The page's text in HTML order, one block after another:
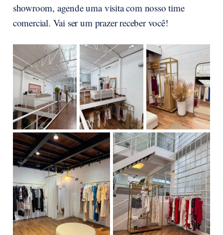
showroom, agende uma visita com nosso time
comercial. Vai ser um prazer receber você!